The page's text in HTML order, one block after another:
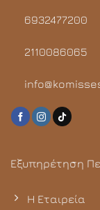
Εξυπηρέτηση
Η Εταιρεία
6932477200
2110086065